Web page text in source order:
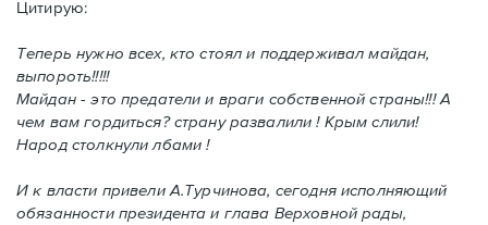
Цитирую:
Теперь нужно всех, кто стоял и поддерживал майдан,
выпороть!!!!!
Майдан - это предатели и враги собственной страны!!! А
чем вам гордиться? страну развалили ! Крым слили!
Народ столкнули лбами !
И к власти привели А.Турчинова, сегодня исполняющий
обязанности президента и глава Верховной рады,